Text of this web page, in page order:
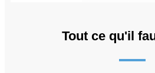
Tout ce qu'il